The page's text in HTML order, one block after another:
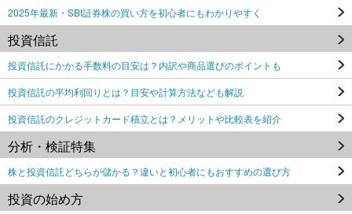
2025年最新・SBI証券株の買い方を初心者にもわかりやすく
投資信託
投資信託にかかる手数料の目安は？内訳や商品選びのポイントも
投資信託の平均利回りとは？目安や計算方法なども解説
投資信託のクレジットカード積立とは？メリットや比較表を紹介
分析・検証特集
株と投資信託どちらが儲かる？違いと初心者にもおすすめの選び方
投資の始め方